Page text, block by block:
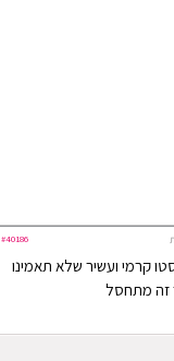
#40186
קרמי ועשיר שלא תאמינו
זה מתחסל